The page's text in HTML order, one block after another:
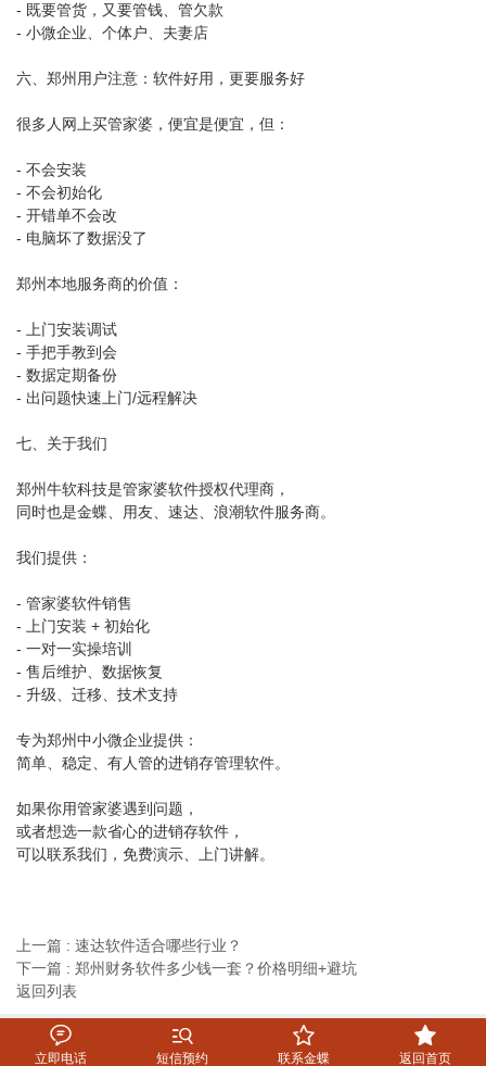
- 既要管货，又要管钱、管欠款
- 小微企业、个体户、夫妻店
六、郑州用户注意：软件好用，更要服务好
很多人网上买管家婆，便宜是便宜，但：
- 不会安装
- 不会初始化
- 开错单不会改
- 电脑坏了数据没了
郑州本地服务商的价值：
- 上门安装调试
- 手把手教到会
- 数据定期备份
- 出问题快速上门/远程解决
七、关于我们
郑州牛软科技是管家婆软件授权代理商，
同时也是金蝶、用友、速达、浪潮软件服务商。
我们提供：
- 管家婆软件销售
- 上门安装 + 初始化
- 一对一实操培训
- 售后维护、数据恢复
- 升级、迁移、技术支持
专为郑州中小微企业提供：
简单、稳定、有人管的进销存管理软件。
如果你用管家婆遇到问题，
或者想选一款省心的进销存软件，
可以联系我们，免费演示、上门讲解。
上一篇 : 速达软件适合哪些行业？
下一篇 : 郑州财务软件多少钱一套？价格明细+避坑
返回列表

立即电话

短信预约

联系金蝶

返回首页